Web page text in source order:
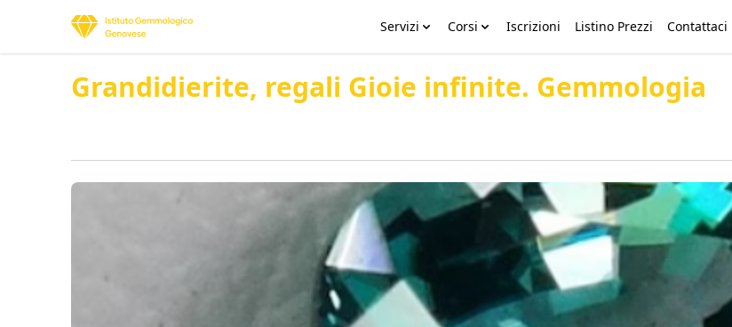
Servizi Corsi Iscrizioni Listino Prezzi Contattaci
Grandidierite, regali Gioie infinite. Gemmologia